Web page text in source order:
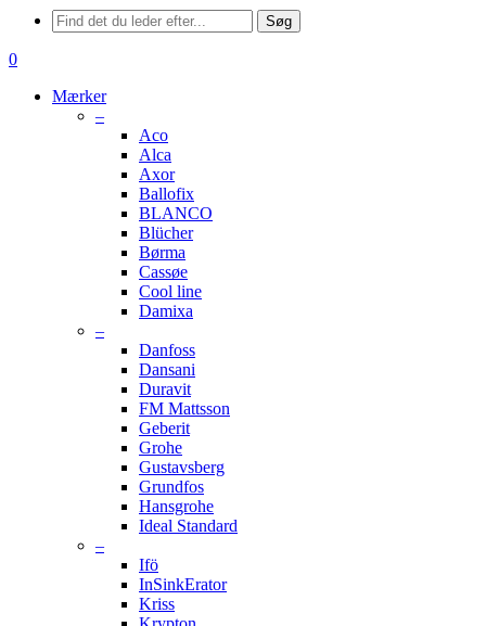
Menu
Søg
søge
0
Mærker
–
Aco
Alca
Axor
Ballofix
BLANCO
Blücher
Børma
Cassøe
Cool line
Damixa
–
Danfoss
Dansani
Duravit
FM Mattsson
Geberit
Grohe
Gustavsberg
Grundfos
Hansgrohe
Ideal Standard
–
Ifö
InSinkErator
Kriss